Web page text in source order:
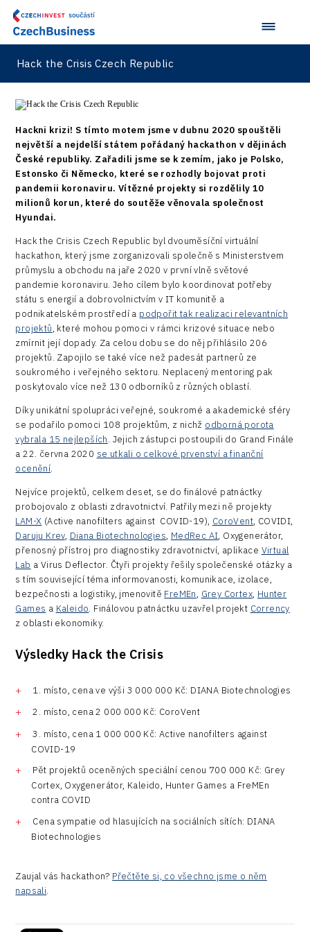
Devices
Infrastructure
Logic/MaaS
Security
Vehicles
Hack the Crisis Czech Republic
Hackni krizi! S tímto motem jsme v dubnu 2020 spouštěli
největší a nejdelší státem pořádaný hackathon v dějinách
České republiky. Zařadili jsme se k zemím, jako je Polsko,
Estonsko či Německo, které se rozhodly bojovat proti
pandemii koronaviru. Vítězné projekty si rozdělily 10
milionů korun, které do soutěže věnovala společnost
Hyundai.
Hack the Crisis Czech Republic byl dvouměsíční virtuální
hackathon, který jsme zorganizovali společně s Ministerstvem
průmyslu a obchodu na jaře 2020 v první vlně světové
pandemie koronaviru. Jeho cílem bylo koordinovat potřeby
státu s energií a dobrovolnictvím v IT komunitě a
podnikatelském prostředí a podpořit tak realizaci relevantních
projektů, které mohou pomoci v rámci krizové situace nebo
zmírnit její dopady. Za celou dobu se do něj přihlásilo 206
projektů. Zapojilo se také více než padesát partnerů ze
soukromého i veřejného sektoru. Neplacený mentoring pak
poskytovalo více než 130 odborníků z různých oblastí.
Díky unikátní spolupráci veřejné, soukromé a akademické sféry
se podařilo pomoci 108 projektům, z nichž odborná porota
vybrala 15 nejlepších. Jejich zástupci postoupili do Grand Finále
a 22. června 2020 se utkali o celkové prvenství a finanční
ocenění.
Nejvíce projektů, celkem deset, se do finálové patnáctky
probojovalo z oblasti zdravotnictví. Patřily mezi ně projekty
LAM-X (Active nanofilters against COVID-19), CoroVent, COVIDI,
Daruju Krev, Diana Biotechnologies, MedRec AI, Oxygenerátor,
přenosný přístroj pro diagnostiky zdravotnictví, aplikace Virtual
Lab a Virus Deflector. Čtyři projekty řešily společenské otázky a
s tím související téma informovanosti, komunikace, izolace,
bezpečnosti a logistiky, jmenovitě FreMEn, Grey Cortex, Hunter
Games a Kaleido. Finálovou patnáctku uzavřel projekt Corrency
z oblasti ekonomiky.
Výsledky Hack the Crisis
1. místo, cena ve výši 3 000 000 Kč: DIANA Biotechnologies
2. místo, cena 2 000 000 Kč: CoroVent
3. místo, cena 1 000 000 Kč: Active nanofilters against
COVID-19
Pět projektů oceněných speciální cenou 700 000 Kč: Grey
Cortex, Oxygenerátor, Kaleido, Hunter Games a FreMEn
contra COVID
Cena sympatie od hlasujících na sociálních sítích: DIANA
Biotechnologies
Zaujal vás hackathon? Přečtěte si, co všechno jsme o něm
napsali.